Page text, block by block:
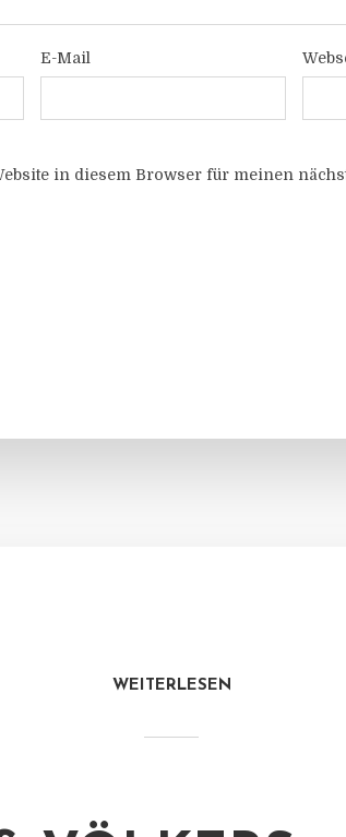
E-Mail
in diesem Browser für meinen
WEITERLESEN